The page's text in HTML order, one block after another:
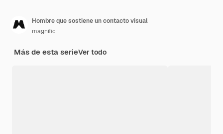
Hombre que sostiene un contacto visual
magnific
Más de esta serieVer todo